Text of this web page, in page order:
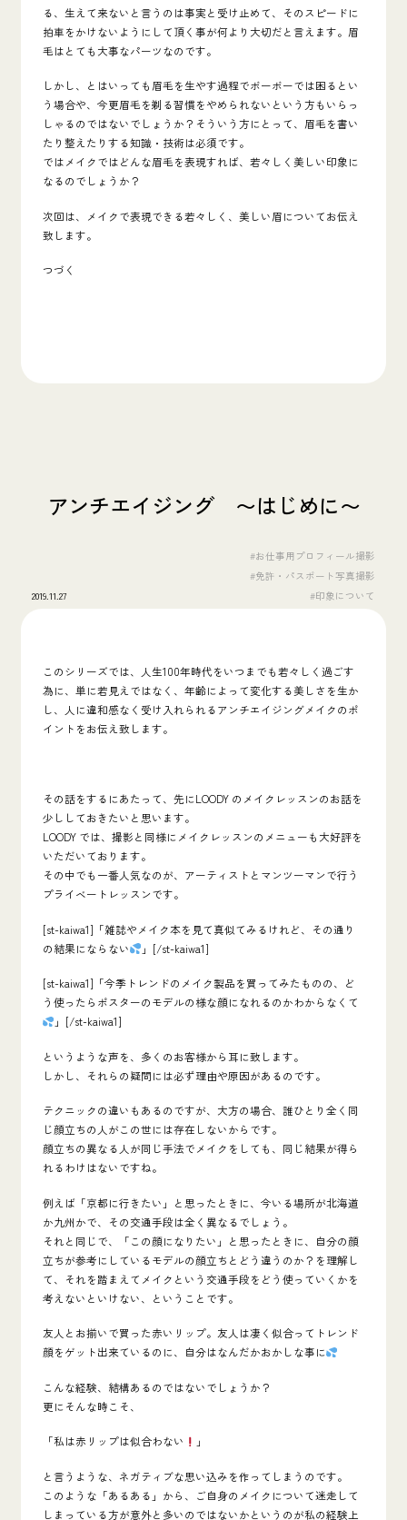
る、生えて来ないと言うのは事実と受け止めて、そのスピードに
拍車をかけないようにして頂く事が何より大切だと言えます。眉
毛はとても大事なパーツなのです。
しかし、とはいっても眉毛を生やす過程でボーボーでは困るとい
う場合や、今更眉毛を剃る習慣をやめられないという方もいらっ
しゃるのではないでしょうか？そういう方にとって、眉毛を書い
たり整えたりする知識・技術は必須です。
ではメイクではどんな眉毛を表現すれば、若々しく美しい印象に
なるのでしょうか？
次回は、メイクで表現できる若々しく、美しい眉についてお伝え
致します。
つづく
アンチエイジング 〜はじめに〜
2019.11.27
#お仕事用プロフィール撮影
#免許・パスポート写真撮影
#印象について
このシリーズでは、人生100年時代をいつまでも若々しく過ごす
為に、 単に若見えではなく、年齢によって変化する美しさを生か
し、人に違和感なく受け入れられるアンチエイジングメイクのポ
イント をお伝え致します。
その話をするにあたって、先にLOODY のメイクレッスンのお話を
少ししておきたいと思います。
LOODY では、撮影と同様にメイクレッスンのメニューも大好評を
いただいております。
その中でも一番人気なのが、 アーティストとマンツーマンで行う
プライベートレッスンです。
[st-kaiwa1]「雑誌やメイク本を見て真似てみるけれど、その通り
の結果にならない
」[/st-kaiwa1]
[st-kaiwa1]「今季トレンドのメイク製品を買ってみたものの、ど
う使ったらポスターのモデルの様な顔になれるのかわからなくて
」[/st-kaiwa1]
というような声を、多くのお客様から耳に致します。
しかし、それらの疑問には必ず理由や原因があるのです。
テクニックの違いもあるのですが、大方の場合、 誰ひとり全く同
じ顔立ちの人がこの世には存在しないからです。
顔立ちの異なる人が同じ手法でメイクをしても、同じ結果が得ら
れるわけはないですね。
例えば「京都に行きたい」と思ったときに、今いる場所が北海道
か九州かで、その交通手段は全く異なるでしょう。
それと同じで、「この顔になりたい」と思ったときに、自分の顔
立ちが参考にしているモデルの顔立ちとどう違うのか？を理解し
て、それを踏まえてメイクという交通手段をどう使っていくかを
考えないといけない、ということです。
友人とお揃いで買った赤いリップ。 友人は凄く似合ってトレンド
顔をゲット出来ているのに、自分はなんだかおかしな事に
こんな経験、結構あるのではないでしょうか？
更にそんな時こそ、
「私は赤リップは似合わない 」
と言うような、ネガティブな思い込みを作ってしまうのです。
このような「あるある」から、ご自身のメイクについて迷走して
しまっている方が意外と多いのではないかというのが私の経験上